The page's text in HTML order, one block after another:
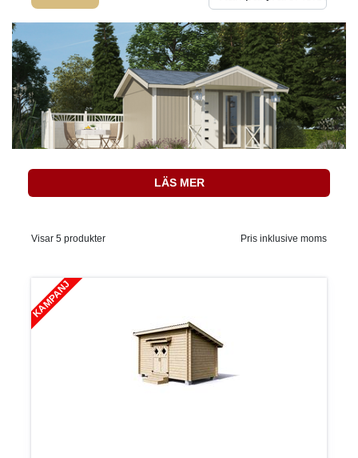
LÄS MER
Visar 5 produkter Pris inklusive moms
KAMPANJ